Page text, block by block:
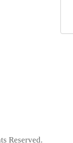
Reserved.